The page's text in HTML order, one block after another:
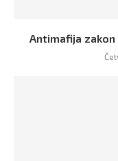
Antimafija